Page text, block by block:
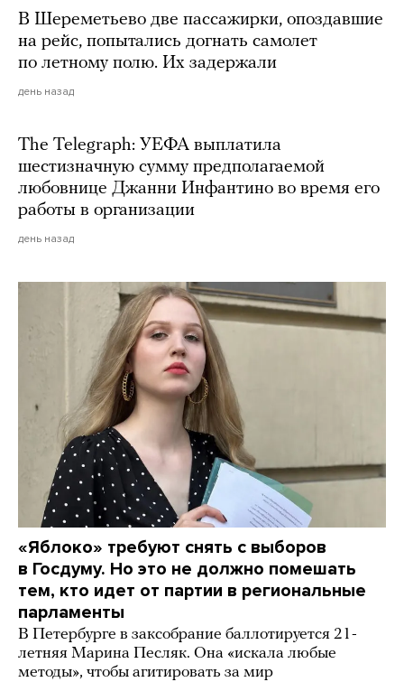
В Шереметьево две пассажирки, опоздавшие
на рейс, попытались догнать самолет
по летному полю. Их задержали
день назад
The Telegraph: УЕФА выплатила
шестизначную сумму предполагаемой
любовнице Джанни Инфантино во время его
работы в организации
день назад
«Яблоко» требуют снять с выборов
в Госдуму. Но это не должно помешать
тем, кто идет от партии в региональные
парламенты
В Петербурге в заксобрание баллотируется 21-
летняя Марина Песляк. Она «искала любые
методы», чтобы агитировать за мир